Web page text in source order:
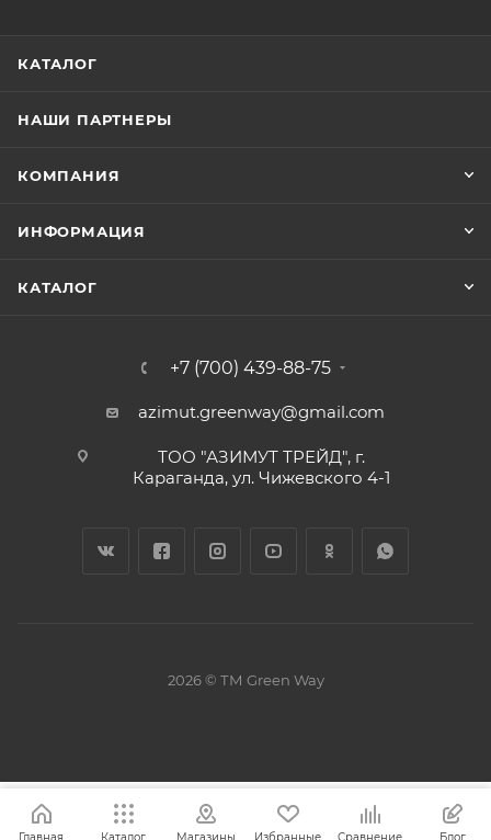
КАТАЛОГ
НАШИ ПАРТНЕРЫ
КОМПАНИЯ
ИНФОРМАЦИЯ
КАТАЛОГ
+7 (700) 439-88-75
azimut.greenway@gmail.com
ТОО "АЗИМУТ ТРЕЙД", г.
Караганда, ул. Чижевского 4-1
2026 © ТМ Green Way